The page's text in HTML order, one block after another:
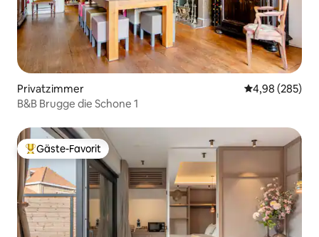
Privatzimmer
4,98 (285)
B&B Brugge die Schone 1
Beliebter Gäste-Favorit.
Gäste-Favorit